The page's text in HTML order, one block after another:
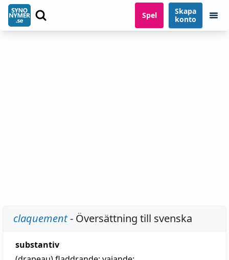
Spel
Skapa
konto
claquement- Översättning till svenska
substantiv